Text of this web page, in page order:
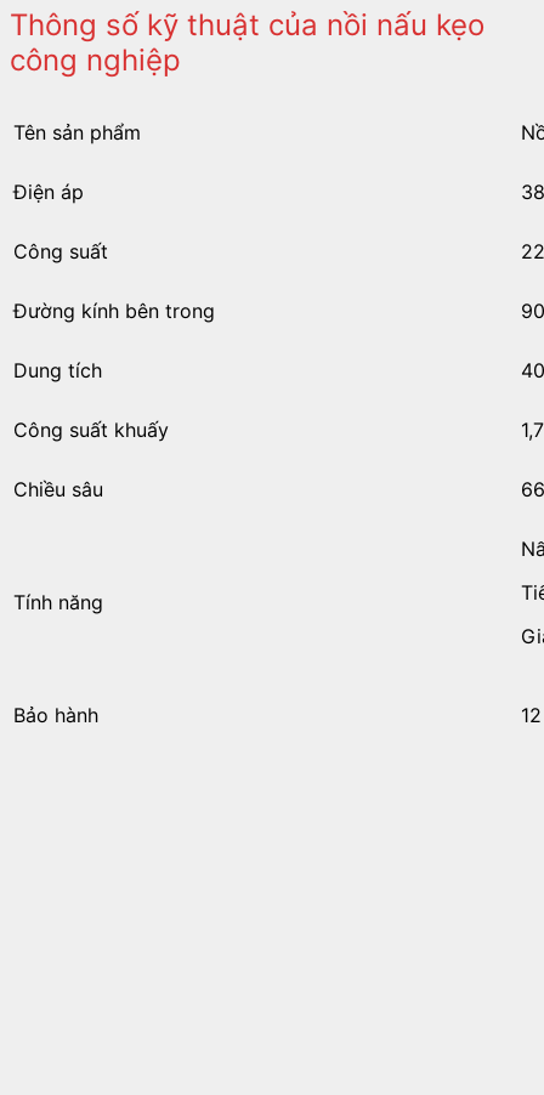
Thông số kỹ thuật của nồi nấu kẹo
công nghiệp
Tên sản phẩm
Điện áp
Công suất
Đường kính bên trong
Dung tích
Công suất khuấy
Chiều sâu
Tính năng
Bảo hành